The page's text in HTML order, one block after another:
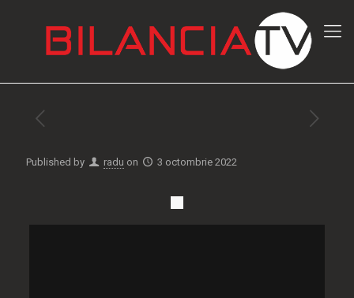
Published by radu on 3 octombrie 2022